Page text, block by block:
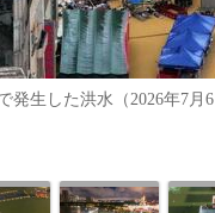
生した洪水（2026年7月